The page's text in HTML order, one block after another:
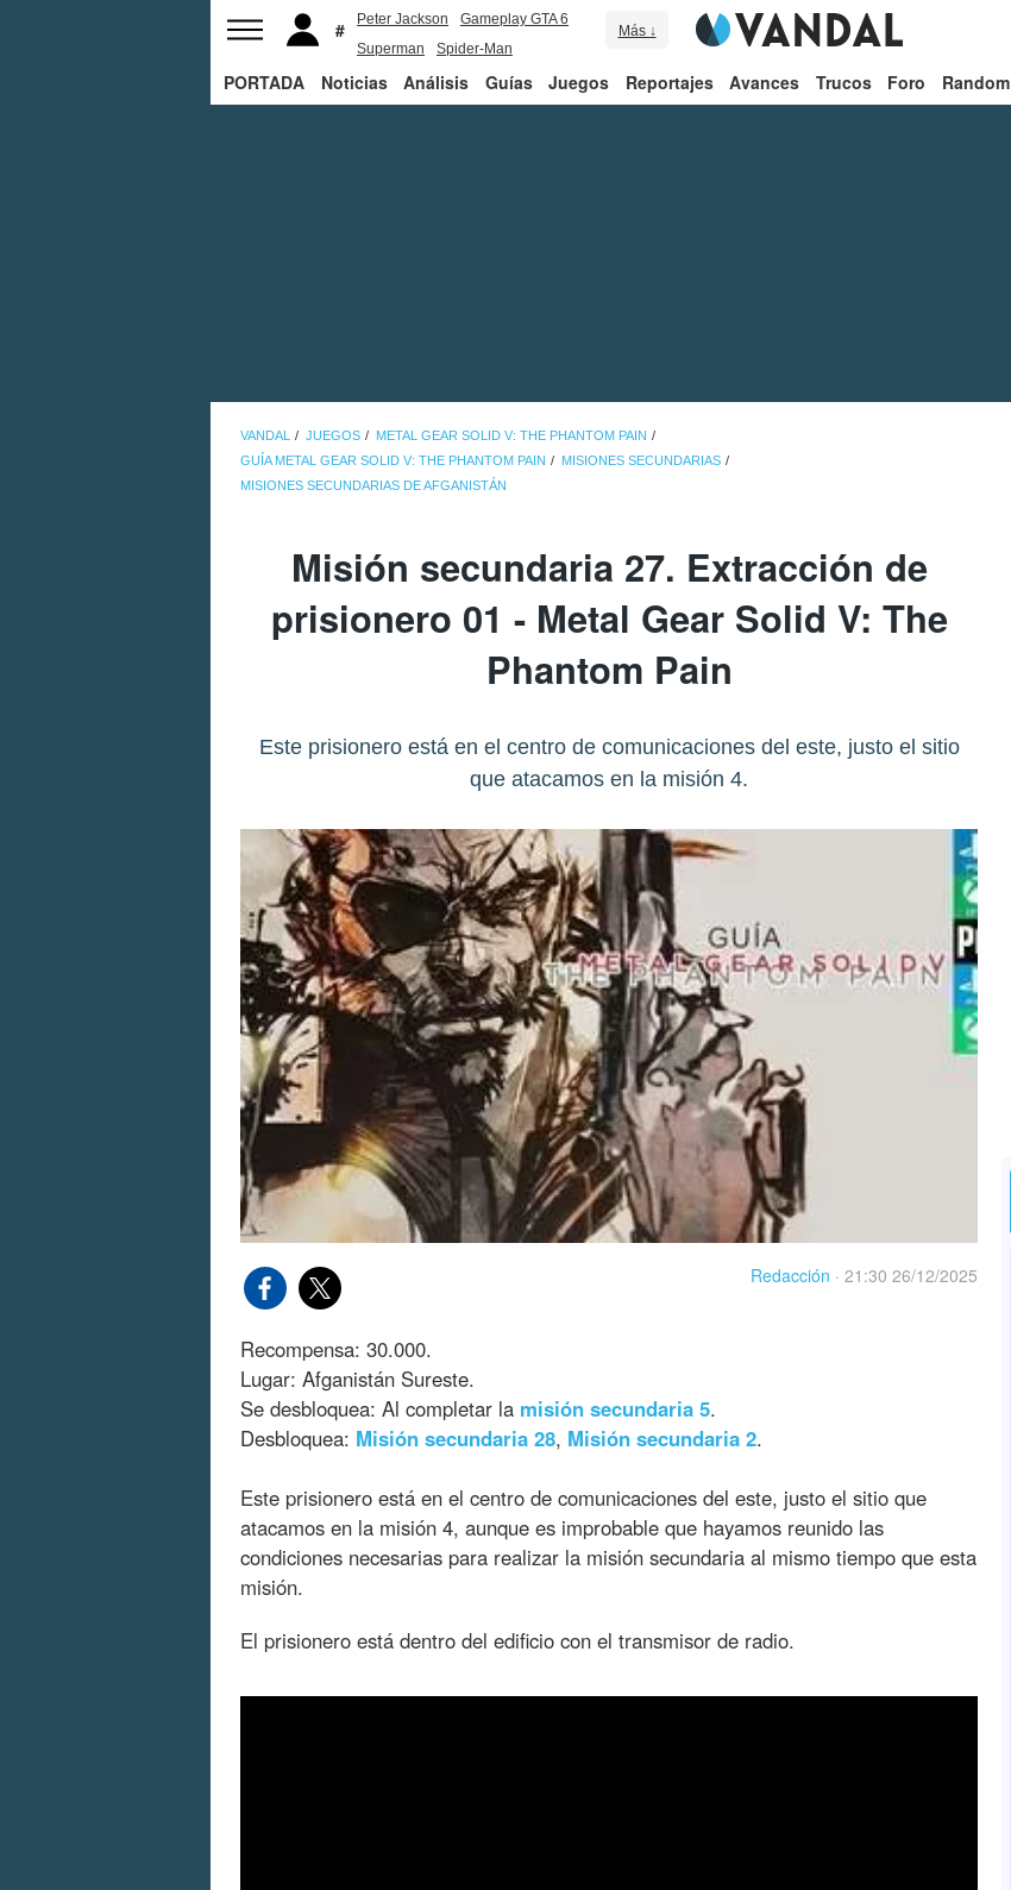
Peter Jackson
Gameplay GTA 6
Superman
Spider-Man
Más ↓
PORTADA Noticias Análisis Guías Juegos Reportajes Avances Trucos Foro Random
VANDAL JUEGOS
METAL GEAR SOLID V: THE PHANTOM PAIN
GUÍA METAL GEAR SOLID V: THE PHANTOM PAIN
MISIONES SECUNDARIAS
MISIONES SECUNDARIAS DE AFGANISTÁN
Misión secundaria 27. Extracción de
prisionero 01 - Metal Gear Solid V: The
Phantom Pain
Este prisionero está en el centro de comunicaciones del este, justo el sitio
que atacamos en la misión 4.
Redacción · 21:30 26/12/2025
Recompensa: 30.000.
Lugar: Afganistán Sureste.
Se desbloquea: Al completar la misión secundaria 5.
Desbloquea: Misión secundaria 28, Misión secundaria 2.
Este prisionero está en el centro de comunicaciones del este, justo el sitio que
atacamos en la misión 4, aunque es improbable que hayamos reunido las
condiciones necesarias para realizar la misión secundaria al mismo tiempo que esta
misión.
El prisionero está dentro del edificio con el transmisor de radio.